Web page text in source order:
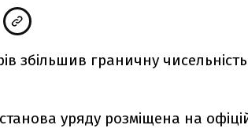
збільшив граничну
уряду розміщена на